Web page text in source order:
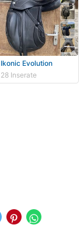
Ikonic Evolution
28 Inserate